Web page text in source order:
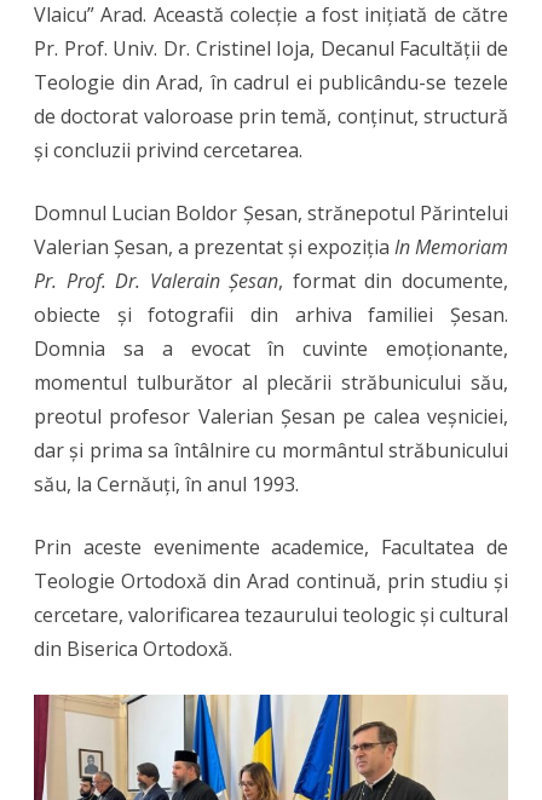
Vlaicu” Arad. Această colecție a fost inițiată de către
Pr. Prof. Univ. Dr. Cristinel Ioja, Decanul Facultății de
Teologie din Arad, în cadrul ei publicându-se tezele
de doctorat valoroase prin temă, conținut, structură
și concluzii privind cercetarea.
Domnul Lucian Boldor Șesan, strănepotul Părintelui
Valerian Șesan, a prezentat și expoziția In Memoriam
Pr. Prof. Dr. Valerain Șesan, format din documente,
obiecte și fotografii din arhiva familiei Șesan.
Domnia sa a evocat în cuvinte emoționante,
momentul tulburător al plecării străbunicului său,
preotul profesor Valerian Șesan pe calea veșniciei,
dar și prima sa întâlnire cu mormântul străbunicului
său, la Cernăuți, în anul 1993.
Prin aceste evenimente academice, Facultatea de
Teologie Ortodoxă din Arad continuă, prin studiu și
cercetare, valorificarea tezaurului teologic și cultural
din Biserica Ortodoxă.